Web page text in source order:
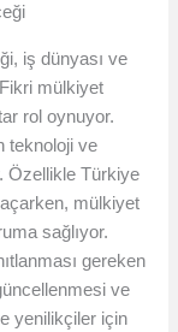
iş dünyası ve
mülkiyet
rol oynuyor.
teknoloji ve
Özellikle Türkiye
mülkiyet
sağlıyor.
gereken
ve
yenilikçiler için